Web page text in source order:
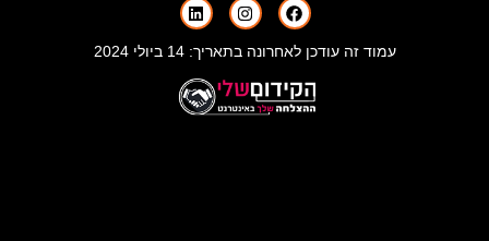
עמוד זה עודכן לאחרונה בתאריך: 14 ביולי 2024